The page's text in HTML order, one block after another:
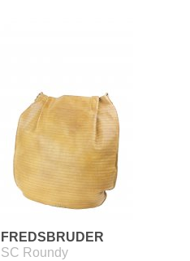
FREDSBRUDER
SC Roundy